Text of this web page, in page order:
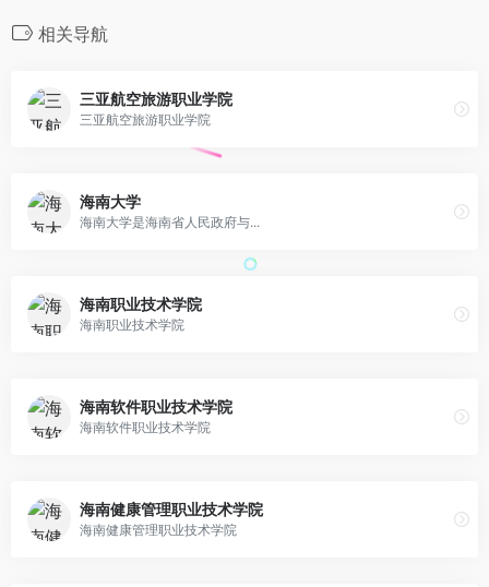
相关导航
三亚航空旅游职业学院
三亚航空旅游职业学院
海南大学
海南大学是海南省人民政府与...
海南职业技术学院
海南职业技术学院
海南软件职业技术学院
海南软件职业技术学院
海南健康管理职业技术学院
海南健康管理职业技术学院